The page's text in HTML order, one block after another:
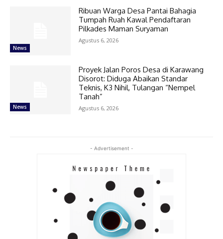
News
Ribuan Warga Desa Pantai Bahagia
Tumpah Ruah Kawal Pendaftaran
Pilkades Maman Suryaman
Agustus 6, 2026
News
Proyek Jalan Poros Desa di Karawang
Disorot: Diduga Abaikan Standar
Teknis, K3 Nihil, Tulangan “Nempel
Tanah”
Agustus 6, 2026
- Advertisement -